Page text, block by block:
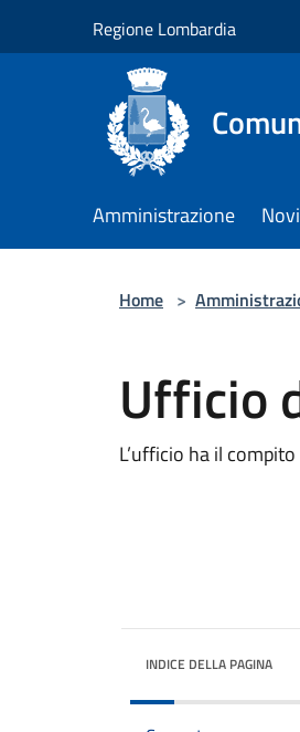
Regione Lombardia
Amministrazione
Home >
Ufficio
L’ufficio ha il
INDICE DELLA PAGINA